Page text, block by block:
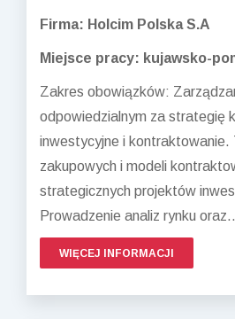
Firma: Holcim Polska S.A
Miejsce pracy: kujawsko-
Zakres obowiązków:
odpowiedzialnym za strategię
inwestycyjne i
zakupowych i modeli
strategicznych projektów
Prowadzenie analiz rynku
WIĘCEJ INFORMACJI